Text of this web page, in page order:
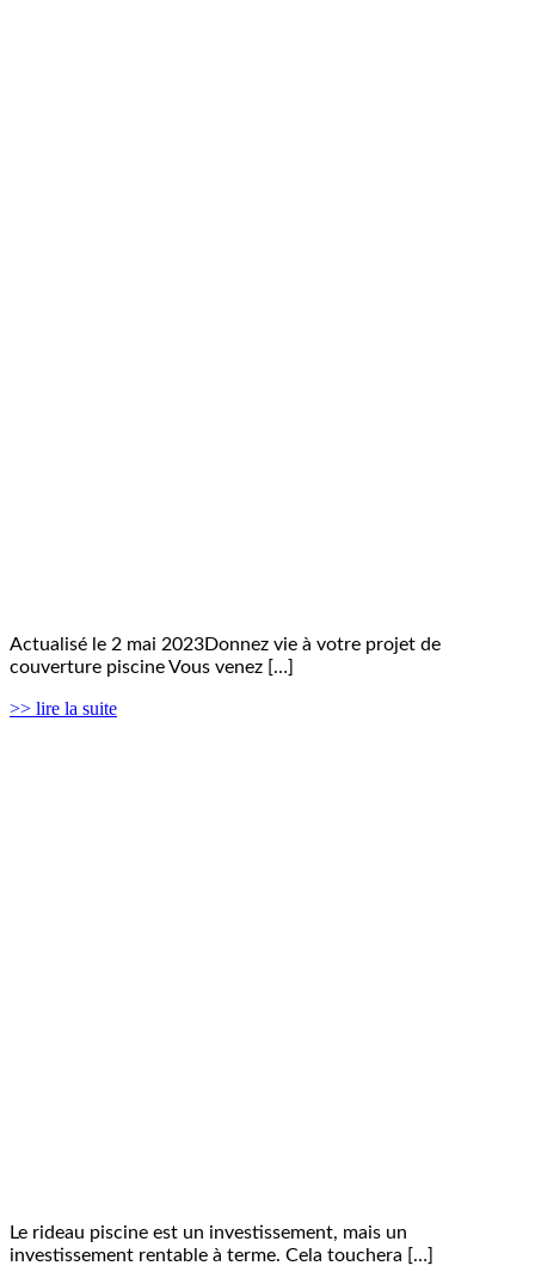
Actualisé le 2 mai 2023Donnez vie à votre projet de
couverture piscine Vous venez […]
>> lire la suite
Le rideau piscine est un investissement, mais un
investissement rentable à terme. Cela touchera […]